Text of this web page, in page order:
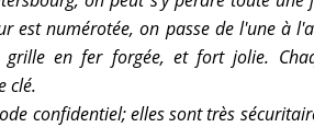
est numérotée, on passe de l'une à
en fer forgée, et fort jolie.
clé.
confidentiel; elles sont très